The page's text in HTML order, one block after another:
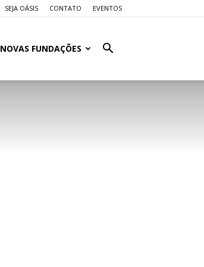
SEJA OÁSIS CONTATO EVENTOS
NOVAS FUNDAÇÕES